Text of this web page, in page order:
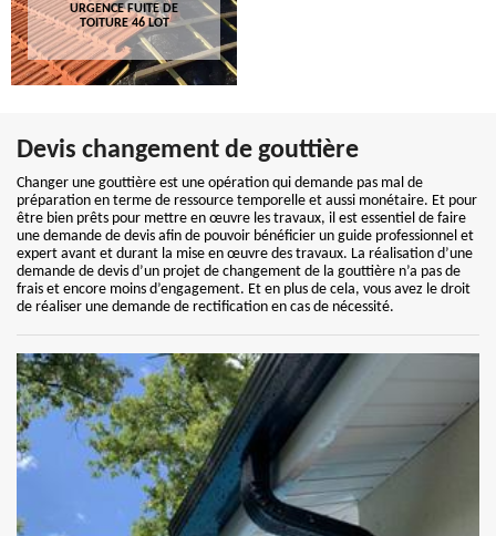
URGENCE FUITE DE
TOITURE 46 LOT
Devis changement de gouttière
Changer une gouttière est une opération qui demande pas mal de
préparation en terme de ressource temporelle et aussi monétaire. Et pour
être bien prêts pour mettre en œuvre les travaux, il est essentiel de faire
une demande de devis afin de pouvoir bénéficier un guide professionnel et
expert avant et durant la mise en œuvre des travaux. La réalisation d’une
demande de devis d’un projet de changement de la gouttière n’a pas de
frais et encore moins d’engagement. Et en plus de cela, vous avez le droit
de réaliser une demande de rectification en cas de nécessité.